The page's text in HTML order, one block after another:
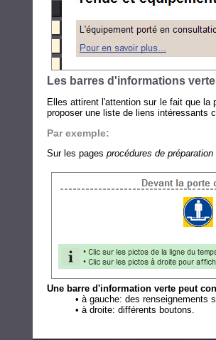
Les barres d'informations
Elles attirent l'attention sur le fait que
proposer une liste de liens intéressants
Par exemple:
Sur les pages procédures de préparation
Une barre d'information verte peut
• à gauche: des renseignements
• à droite: différents boutons.